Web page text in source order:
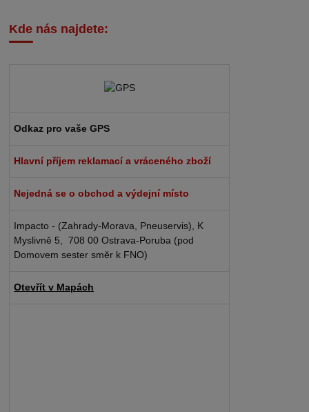
Kde nás najdete:
Odkaz pro vaše GPS
Hlavní příjem reklamací a vráceného zboží
Nejedná se o obchod a výdejní místo
Impacto - (Zahrady-Morava, Pneuservis), K
Myslivně 5, 708 00 Ostrava-Poruba (pod
Domovem sester směr k FNO)
Otevřít v Mapách